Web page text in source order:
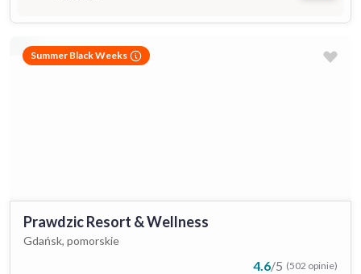
Summer Black Weeks
Prawdzic Resort & Wellness
Gdańsk, pomorskie
4.6/5 (502 opinie)